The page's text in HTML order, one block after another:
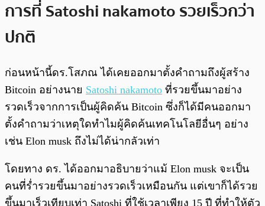
การที่ Satoshi nakamoto รวยเร็วกว่า
ปกติ
ก่อนหน้านี้ดร.โสภณ ได้เคยออกมาตั้งคำถามถึงผู้สร้าง
Bitcoin อย่างนาย Satoshi nakamoto ที่รวยขึ้นมาอย่าง
รวดเร็วจากการเป็นผู้คิดค้น Bitcoin ซึ่งก็ได้มีคนออกมา
ตั้งคำถามว่าเหตุใดทำไมผู้คิดค้นเทคโนโลยีอื่นๆ อย่าง
เช่น Elon musk ถึงไม่ได้น่ากลัวเท่า
โดยทาง ดร. ได้ออกมาอธิบายว่าแม้ Elon musk จะเป็น
คนที่ร่ำรวยขึ้นมาอย่างรวดเร็วเหมือนกัน แต่เขาก็ได้รวย
ขึ้นมาเร็วเทียบเท่า Satoshi ที่ใช้เวลาเพียง 15 ปี ที่ทำให้ตัว